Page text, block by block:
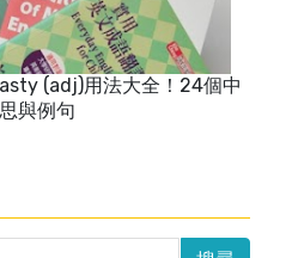
(adj)用法大全！24個中
與例句